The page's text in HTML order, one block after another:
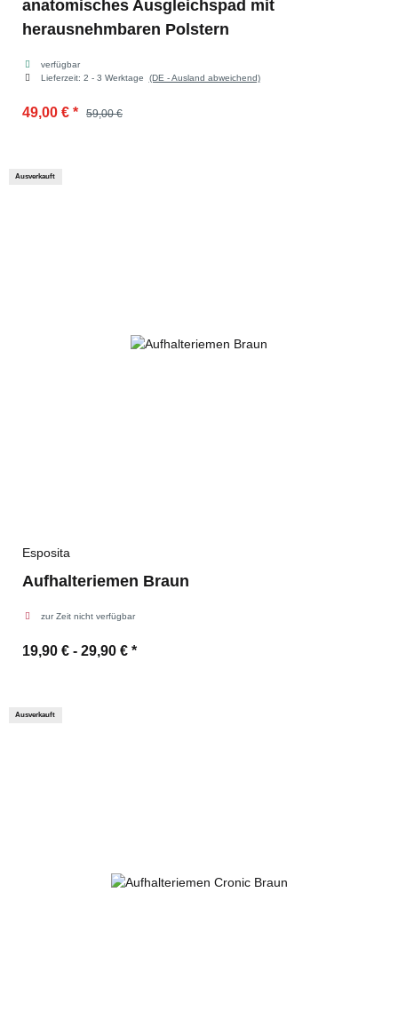
anatomisches Ausgleichspad mit
herausnehmbaren Polstern
verfügbar
Lieferzeit: 2 - 3 Werktage (DE - Ausland abweichend)
49,00 € * 59,00 €
Ausverkauft
Esposita
Aufhalteriemen Braun
zur Zeit nicht verfügbar
19,90 € - 29,90 € *
Ausverkauft